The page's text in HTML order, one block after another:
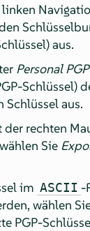
aus.
Personal
Schlüssel)
aus.
rechten
Sie
im ASCII -
wählen
PGP-